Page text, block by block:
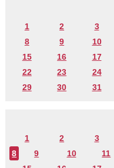
1 2 3
8
9 10
15
16 17
22
23 24
29
30 31
1 2 3
8
9 10 11